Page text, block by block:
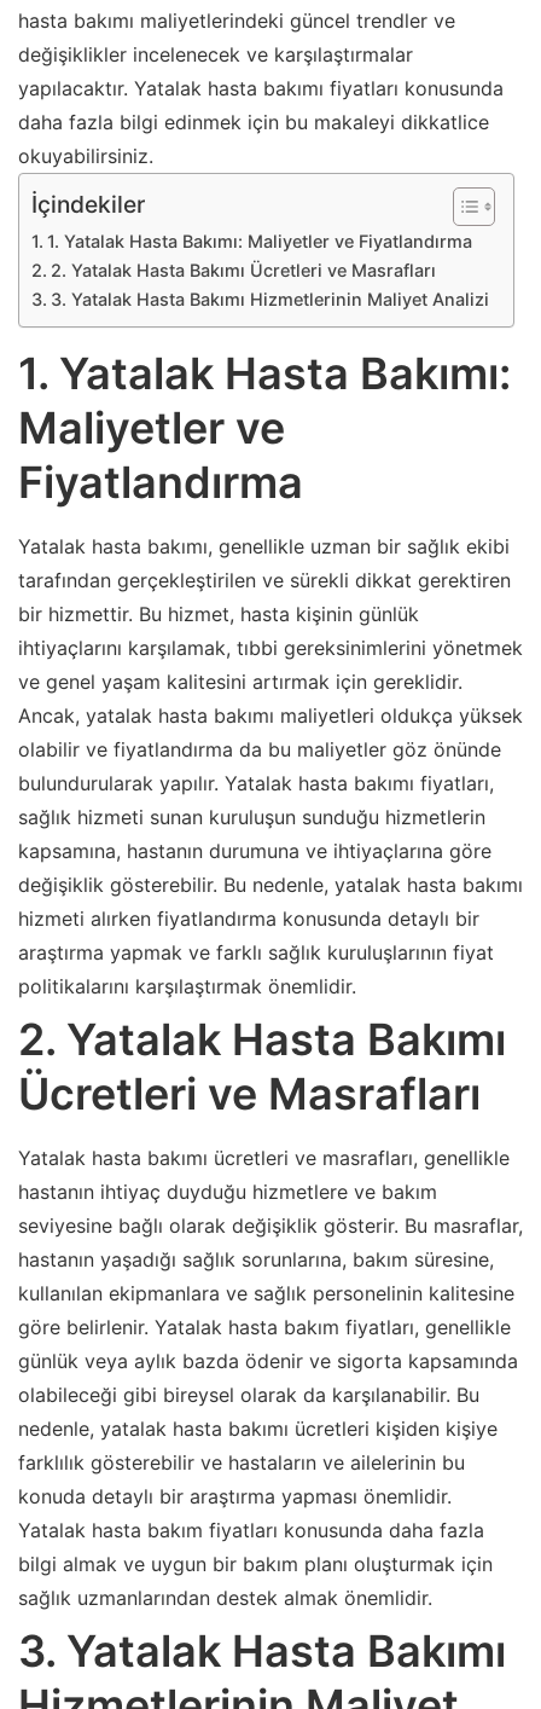
hasta bakımı maliyetlerindeki güncel trendler ve
değişiklikler incelenecek ve karşılaştırmalar
yapılacaktır. Yatalak hasta bakımı fiyatları konusunda
daha fazla bilgi edinmek için bu makaleyi dikkatlice
okuyabilirsiniz.
İçindekiler
1. Yatalak Hasta Bakımı: Maliyetler ve Fiyatlandırma
2. Yatalak Hasta Bakımı Ücretleri ve Masrafları
3. Yatalak Hasta Bakımı Hizmetlerinin Maliyet Analizi
1. Yatalak Hasta Bakımı:
Maliyetler ve
Fiyatlandırma
Yatalak hasta bakımı, genellikle uzman bir sağlık ekibi
tarafından gerçekleştirilen ve sürekli dikkat gerektiren
bir hizmettir. Bu hizmet, hasta kişinin günlük
ihtiyaçlarını karşılamak, tıbbi gereksinimlerini yönetmek
ve genel yaşam kalitesini artırmak için gereklidir.
Ancak, yatalak hasta bakımı maliyetleri oldukça yüksek
olabilir ve fiyatlandırma da bu maliyetler göz önünde
bulundurularak yapılır. Yatalak hasta bakımı fiyatları,
sağlık hizmeti sunan kuruluşun sunduğu hizmetlerin
kapsamına, hastanın durumuna ve ihtiyaçlarına göre
değişiklik gösterebilir. Bu nedenle, yatalak hasta bakımı
hizmeti alırken fiyatlandırma konusunda detaylı bir
araştırma yapmak ve farklı sağlık kuruluşlarının fiyat
politikalarını karşılaştırmak önemlidir.
2. Yatalak Hasta Bakımı
Ücretleri ve Masrafları
Yatalak hasta bakımı ücretleri ve masrafları, genellikle
hastanın ihtiyaç duyduğu hizmetlere ve bakım
seviyesine bağlı olarak değişiklik gösterir. Bu masraflar,
hastanın yaşadığı sağlık sorunlarına, bakım süresine,
kullanılan ekipmanlara ve sağlık personelinin kalitesine
göre belirlenir. Yatalak hasta bakım fiyatları, genellikle
günlük veya aylık bazda ödenir ve sigorta kapsamında
olabileceği gibi bireysel olarak da karşılanabilir. Bu
nedenle, yatalak hasta bakımı ücretleri kişiden kişiye
farklılık gösterebilir ve hastaların ve ailelerinin bu
konuda detaylı bir araştırma yapması önemlidir.
Yatalak hasta bakım fiyatları konusunda daha fazla
bilgi almak ve uygun bir bakım planı oluşturmak için
sağlık uzmanlarından destek almak önemlidir.
3. Yatalak Hasta Bakımı